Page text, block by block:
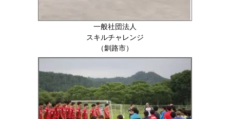
一般社団法人
スキルチャレンジ
（釧路市）